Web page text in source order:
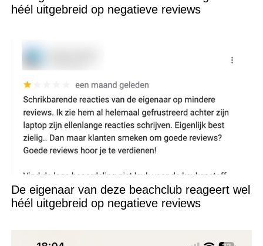
héél uitgebreid op negatieve reviews
De eigenaar van deze beachclub reageert wel
héél uitgebreid op negatieve reviews